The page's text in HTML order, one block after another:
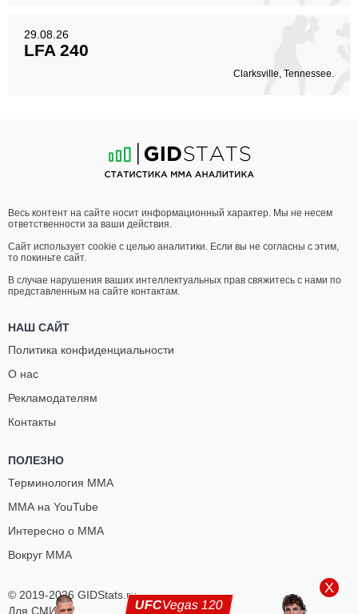
29.08.26
LFA 240
Clarksville, Tennessee.
© 2019-2026 GIDStats.ru
Для СМИ
Весь контент на сайте носит информационный характер. Мы не несем
ответственности за ваши действия.
Сайт использует cookie с целью аналитики. Если вы не согласны с этим,
то покиньте сайт.
В случае нарушения ваших интеллектуальных прав свяжитесь с нами по
представленным на сайте контактам.
НАШ САЙТ
Политика конфиденциальности
О нас
Рекламодателям
Контакты
ПОЛЕЗНО
Терминология ММА
ММА на YouTube
Интересно о ММА
Вокруг ММА
UFCVegas 120
X